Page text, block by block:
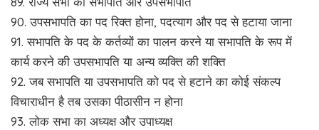
90. उपसभापति का पद रिक्त होना, पदत्याग और पद से हटाया जाना
91. सभापति के पद के कर्तव्यों का पालन करने या सभापति के रूप में
कार्य करने की उपसभापति या अन्य व्यक्ति की शक्ति
92. जब सभापति या उपसभापति को पद से हटाने का कोई संकल्प
विचाराधीन है तब उसका पीठासीन न होना
93. लोक सभा का अध्यक्ष और उपाध्यक्ष